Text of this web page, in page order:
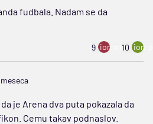
fudbala. Nadam se da
9 ion:minus
10
je Arena dva puta pokazala da
Cemu takav podnaslov.